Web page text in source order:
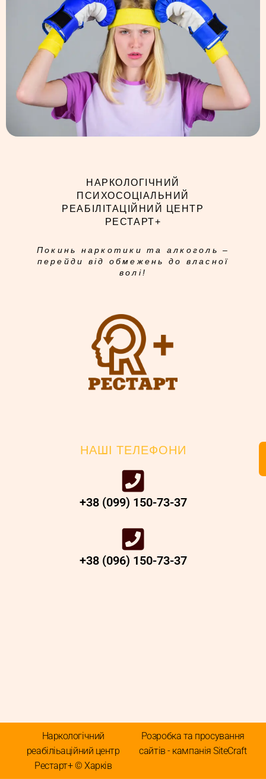
НАРКОЛОГІЧНИЙ
ПСИХОСОЦІАЛЬНИЙ
РЕАБІЛІТАЦІЙНИЙ ЦЕНТР
РЕСТАРТ+
Покинь наркотики та алкоголь –
перейди від обмежень до власної
волі!
НАШІ ТЕЛЕФОНИ
+38 (099) 150-73-37
+38 (096) 150-73-37
Наркологічний
реабіліьаційний центр
Рестарт+ © Харків
Розробка та просування
сайтів - кампанія SiteCraft